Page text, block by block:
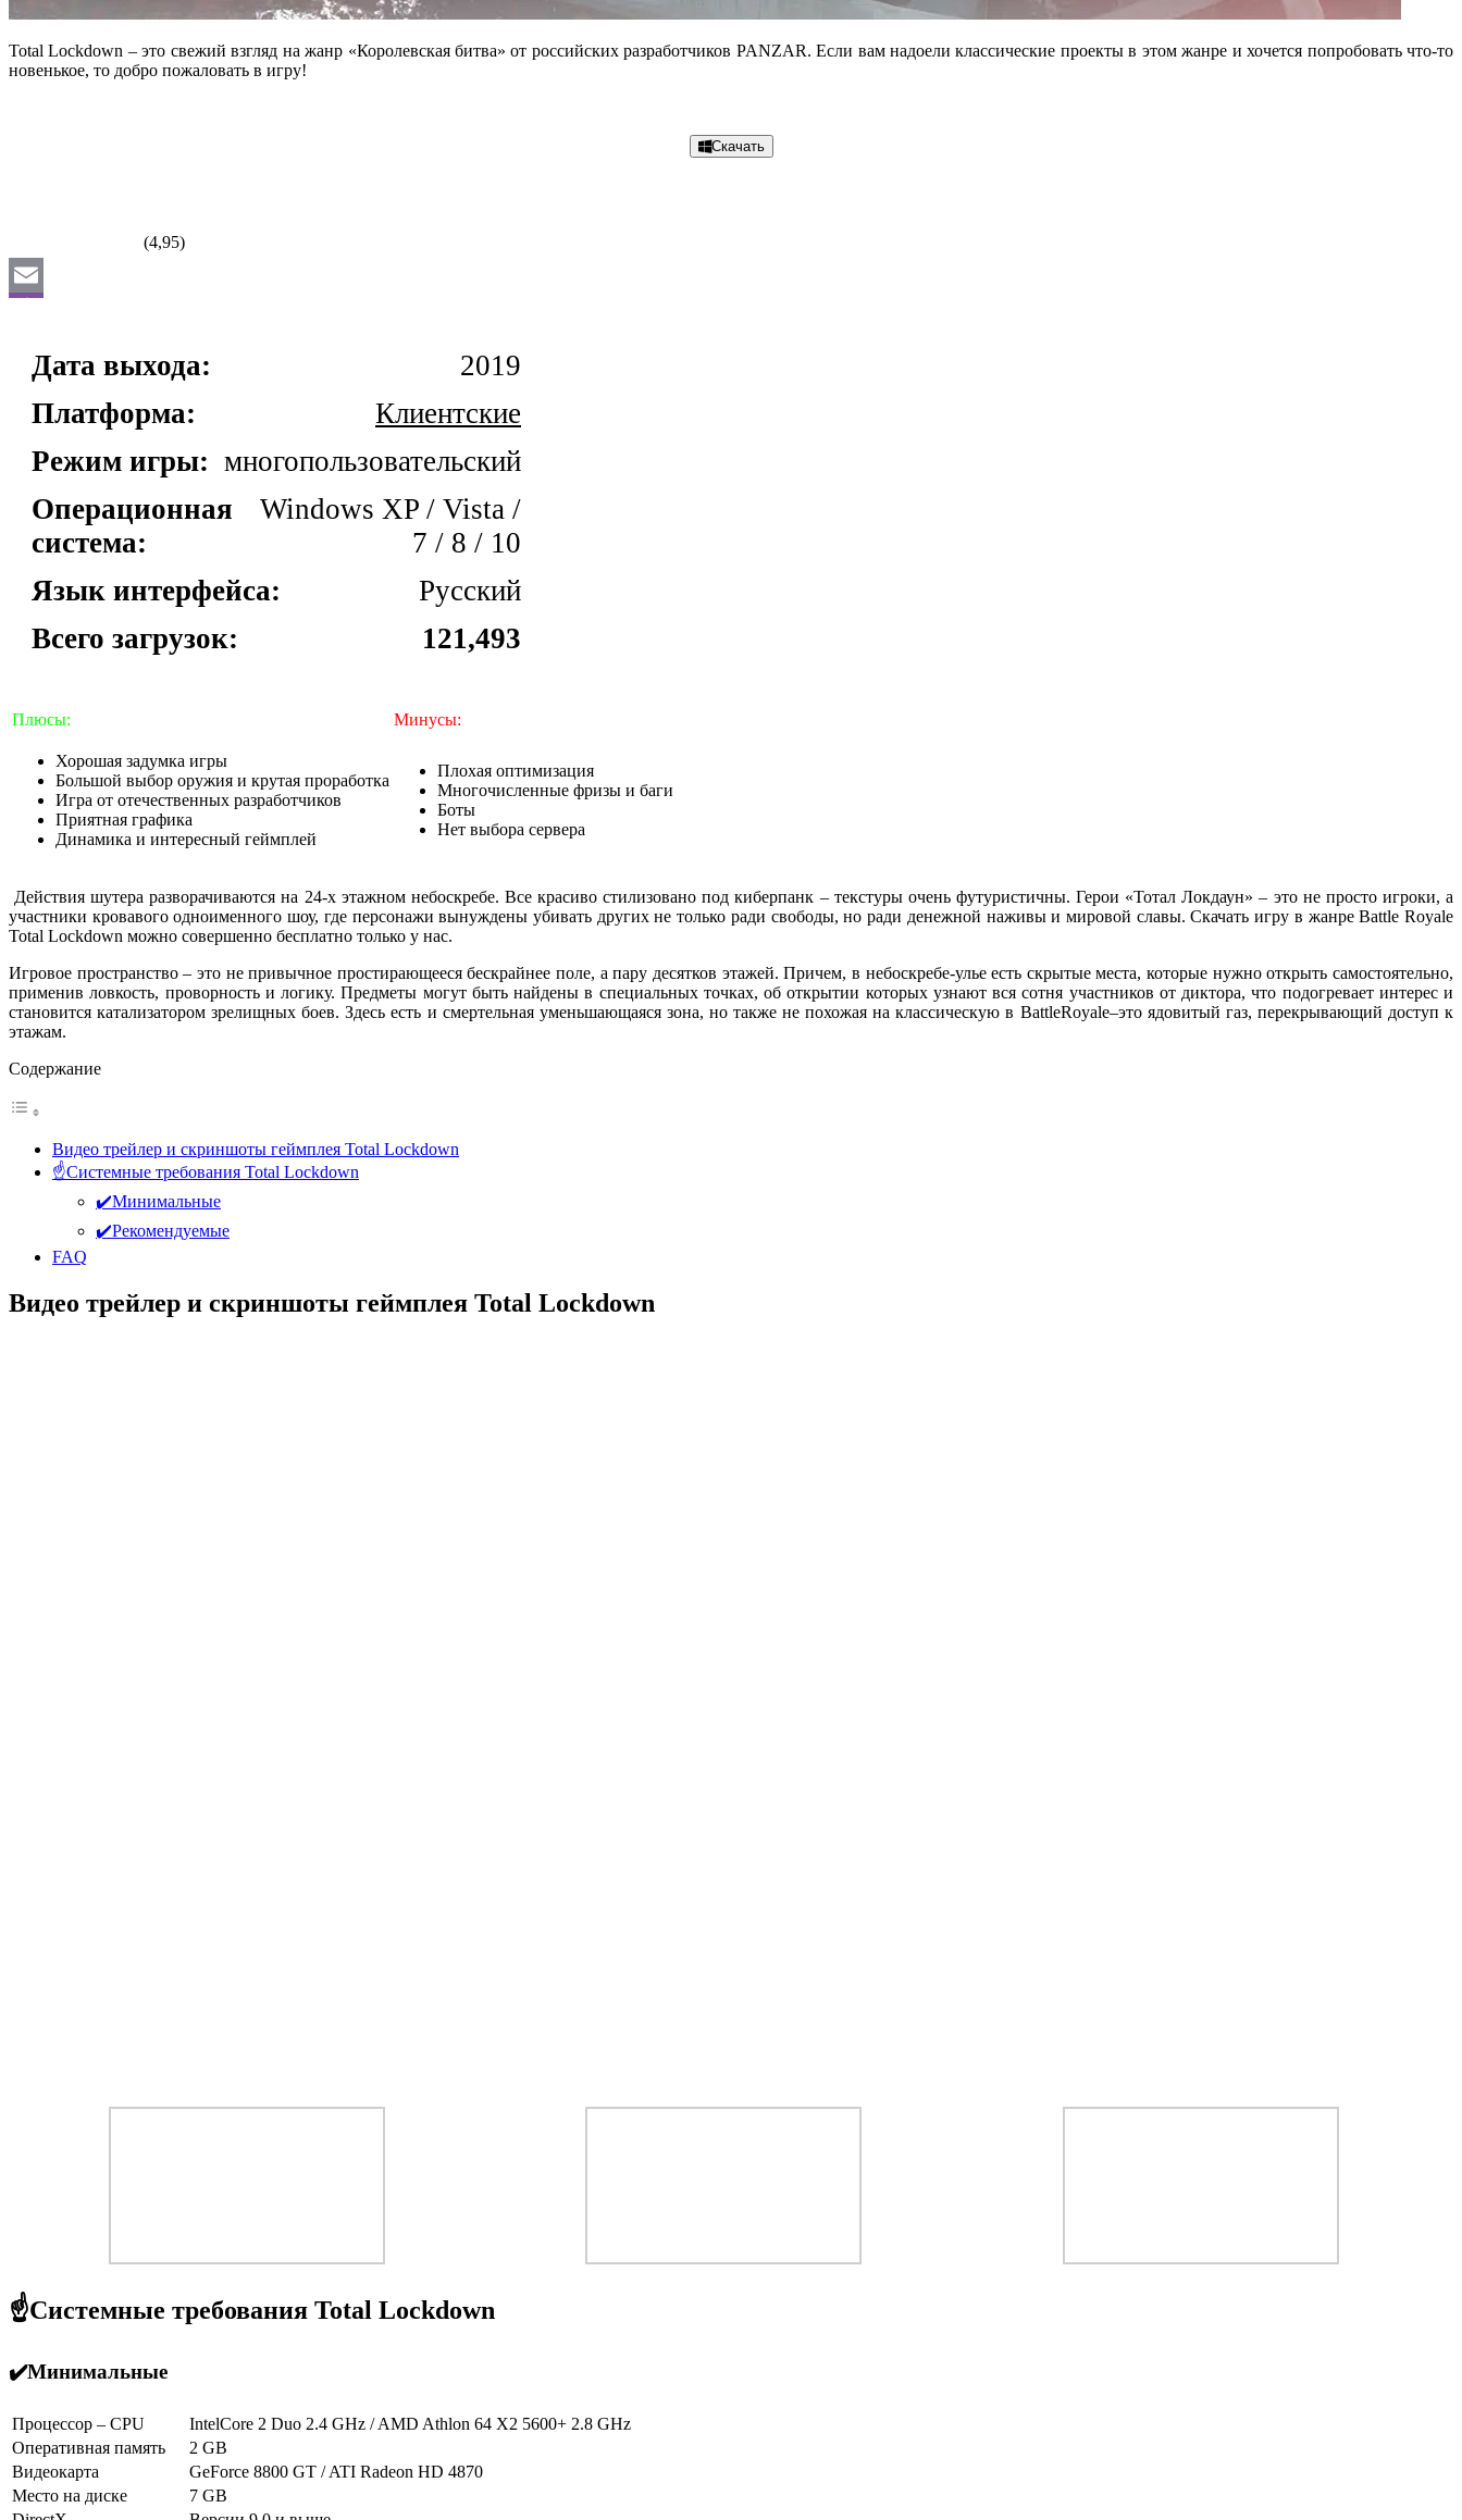
Total Lockdown – это свежий взгляд на жанр «Королевская битва» от российских разработчиков PANZAR. Если вам надоели классические проекты в этом жанре и хочется попробовать что-то
новенькое, то добро пожаловать в игру!
Скачать
(4,95)
Дата выхода:
2019
Платформа:
Клиентские
Режим игры: многопользовательский
Операционная
система:
Windows XP / Vista /
7 / 8 / 10
Язык интерфейса:
Русский
Всего загрузок:
121,493
Плюсы: Минусы:
Хорошая задумка игры
Большой выбор оружия и крутая проработка
Игра от отечественных разработчиков
Приятная графика
Динамика и интересный геймплей
Плохая оптимизация
Многочисленные фризы и баги
Боты
Нет выбора сервера
Действия шутера разворачиваются на 24-х этажном небоскребе. Все красиво стилизовано под киберпанк – текстуры очень футуристичны. Герои «Тотал Локдаун» – это не просто игроки, а
участники кровавого одноименного шоу, где персонажи вынуждены убивать других не только ради свободы, но ради денежной наживы и мировой славы. Скачать игру в жанре Battle Royale
Total Lockdown можно совершенно бесплатно только у нас.
Игровое пространство – это не привычное простирающееся бескрайнее поле, а пару десятков этажей. Причем, в небоскребе-улье есть скрытые места, которые нужно открыть самостоятельно,
применив ловкость, проворность и логику. Предметы могут быть найдены в специальных точках, об открытии которых узнают вся сотня участников от диктора, что подогревает интерес и
становится катализатором зрелищных боев. Здесь есть и смертельная уменьшающаяся зона, но также не похожая на классическую в BattleRoyale–это ядовитый газ, перекрывающий доступ к
этажам.
Содержание
Видео трейлер и скриншоты геймплея Total Lockdown
☝️Системные требования Total Lockdown
✔️Минимальные
✔️Рекомендуемые
FAQ
Видео трейлер и скриншоты геймплея Total Lockdown
☝️Системные требования Total Lockdown
✔️Минимальные
Процессор – CPU
IntelCore 2 Duo 2.4 GHz / AMD Athlon 64 X2 5600+ 2.8 GHz
Оперативная память
2 GB
Видеокарта
GeForce 8800 GT / ATI Radeon HD 4870
Место на диске
7 GB